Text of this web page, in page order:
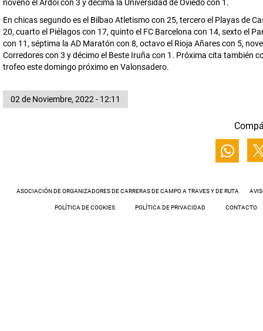
noveno el Ardoi con 3 y décima la Universidad de Oviedo con 1.
En chicas segundo es el Bilbao Atletismo con 25, tercero el Playas de
20, cuarto el Piélagos con 17, quinto el FC Barcelona con 14, sexto el
con 11, séptima la AD Maratón con 8, octavo el Rioja Añares con 5,
Corredores con 3 y décimo el Beste Iruña con 1. Próxima cita también
trofeo este domingo próximo en Valonsadero.
02 de Noviembre, 2022 - 12:11
ASOCIACIÓN DE ORGANIZADORES DE CARRERAS DE CAMPO A TRAVES Y DE RUTA
POLÍTICA DE COOKIES POLÍTICA DE PRIVACIDAD CONTACTO